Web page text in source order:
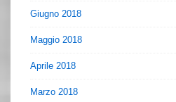
Giugno 2018
Maggio 2018
Aprile 2018
Marzo 2018